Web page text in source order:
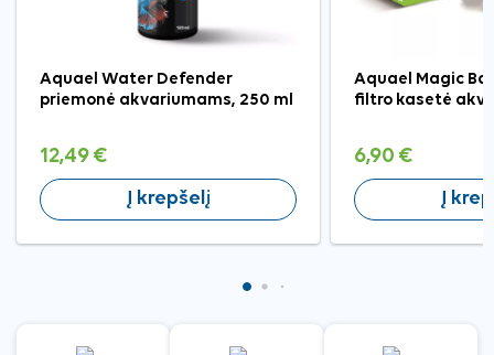
Aquael Water Defender
priemonė akvariumams, 250 ml
12,49 €
Į krepšelį
Aquael Magic
filtro kasetė
6,90 €
Į